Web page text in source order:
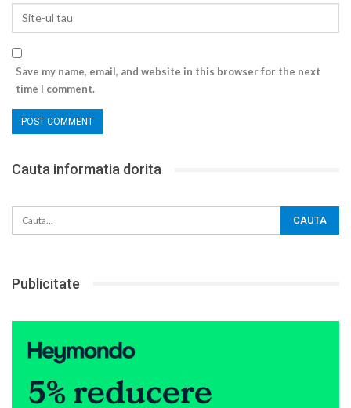
Save my name, email, and website in this browser for the next
time I comment.
Cauta informatia dorita
Publicitate